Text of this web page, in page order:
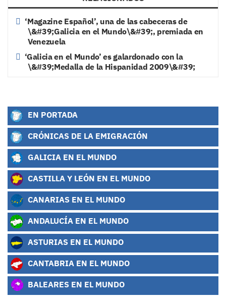
‘Magazine Español’, una de las cabeceras de
\&#39;Galicia en el Mundo\&#39;, premiada en
Venezuela
‘Galicia en el Mundo’ es galardonado con la
\&#39;Medalla de la Hispanidad 2009\&#39;
EN PORTADA
CRÓNICAS DE LA EMIGRACIÓN
GALICIA EN EL MUNDO
CASTILLA Y LEÓN EN EL MUNDO
CANARIAS EN EL MUNDO
ANDALUCÍA EN EL MUNDO
ASTURIAS EN EL MUNDO
CANTABRIA EN EL MUNDO
BALEARES EN EL MUNDO